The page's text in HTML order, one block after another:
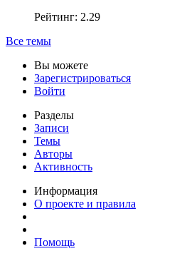
Рейтинг: 2.29
Все темы
Вы можете
Зарегистрироваться
Войти
Разделы
Записи
Темы
Авторы
Активность
Информация
О проекте и правила
Помощь